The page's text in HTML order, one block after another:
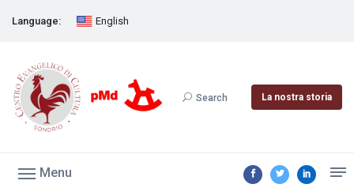
Language: English
Search La nostra storia
Menu